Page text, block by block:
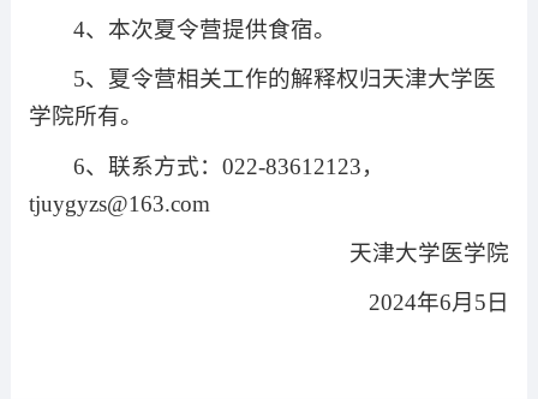
4、本次夏令营提供食宿。
5、夏令营相关工作的解释权归天津大学医
学院所有。
6、联系方式：022-83612123，
tjuygyzs@163.com
天津大学医学院
2024年6月 5 日